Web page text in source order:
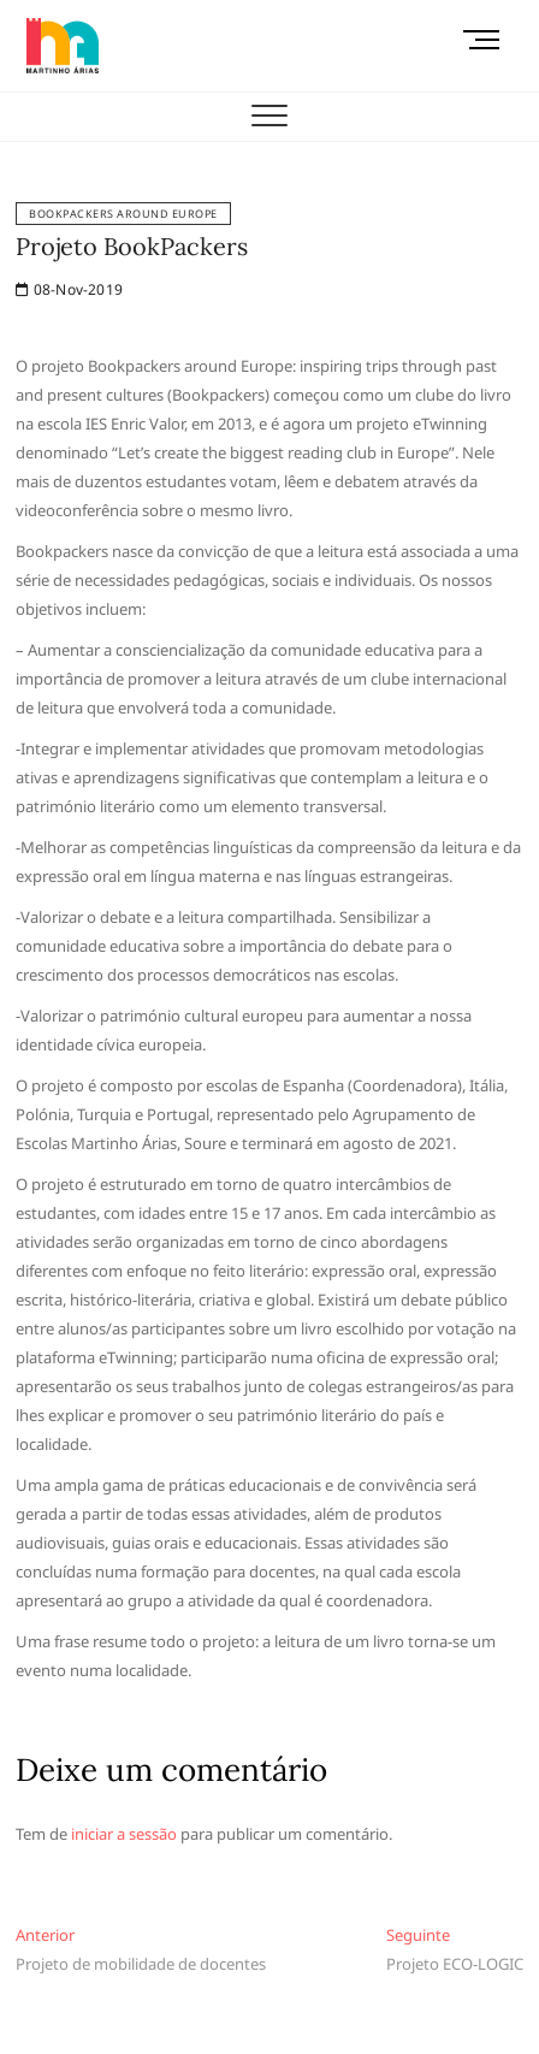
Skip
content
M
BOOKPACKERS AROUND EUROPE
Projeto BookPackers
08-Nov-2019
O projeto Bookpackers around Europe: inspiring trips through past
and present cultures (Bookpackers) começou como um clube do livro
na escola IES Enric Valor, em 2013, e é agora um projeto eTwinning
denominado “Let’s create the biggest reading club in Europe”. Nele
mais de duzentos estudantes votam, lêem e debatem através da
videoconferência sobre o mesmo livro.
Bookpackers nasce da convicção de que a leitura está associada a uma
série de necessidades pedagógicas, sociais e individuais. Os nossos
objetivos incluem:
– Aumentar a consciencialização da comunidade educativa para a
importância de promover a leitura através de um clube internacional
de leitura que envolverá toda a comunidade.
-Integrar e implementar atividades que promovam metodologias
ativas e aprendizagens significativas que contemplam a leitura e o
património literário como um elemento transversal.
-Melhorar as competências linguísticas da compreensão da leitura e da
expressão oral em língua materna e nas línguas estrangeiras.
-Valorizar o debate e a leitura compartilhada. Sensibilizar a
comunidade educativa sobre a importância do debate para o
crescimento dos processos democráticos nas escolas.
-Valorizar o património cultural europeu para aumentar a nossa
identidade cívica europeia.
O projeto é composto por escolas de Espanha (Coordenadora), Itália,
Polónia, Turquia e Portugal, representado pelo Agrupamento de
Escolas Martinho Árias, Soure e terminará em agosto de 2021.
O projeto é estruturado em torno de quatro intercâmbios de
estudantes, com idades entre 15 e 17 anos. Em cada intercâmbio as
atividades serão organizadas em torno de cinco abordagens
diferentes com enfoque no feito literário: expressão oral, expressão
escrita, histórico-literária, criativa e global. Existirá um debate público
entre alunos/as participantes sobre um livro escolhido por votação na
plataforma eTwinning; participarão numa oficina de expressão oral;
apresentarão os seus trabalhos junto de colegas estrangeiros/as para
lhes explicar e promover o seu património literário do país e
localidade.
Uma ampla gama de práticas educacionais e de convivência será
gerada a partir de todas essas atividades, além de produtos
audiovisuais, guias orais e educacionais. Essas atividades são
concluídas numa formação para docentes, na qual cada escola
apresentará ao grupo a atividade da qual é coordenadora.
Uma frase resume todo o projeto: a leitura de um livro torna-se um
evento numa localidade.
Deixe um comentário
Tem de iniciar a sessão para publicar um comentário.
Navegação
de
AnteriorAnterior
Projeto de mobilidade de docentes
SeguinteSeguinte
Projeto ECO-LOGIC